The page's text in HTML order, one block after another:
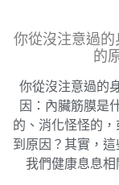
你從沒注意過
的
你從沒注意過的
因：內臟筋膜是
的、消化怪怪的
到原因？其實，
我們健康息息